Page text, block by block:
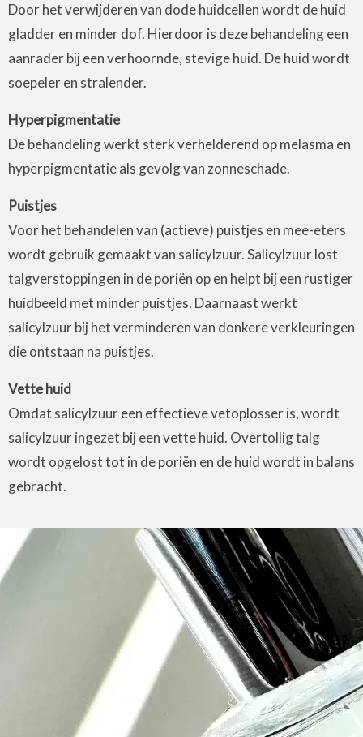
Door het verwijderen van dode huidcellen wordt de huid
gladder en minder dof. Hierdoor is deze behandeling een
aanrader bij een verhoornde, stevige huid. De huid wordt
soepeler en stralender.
Hyperpigmentatie
De behandeling werkt sterk verhelderend op melasma en
hyperpigmentatie als gevolg van zonneschade.
Puistjes
Voor het behandelen van (actieve) puistjes en mee-eters
wordt gebruik gemaakt van salicylzuur. Salicylzuur lost
talgverstoppingen in de poriën op en helpt bij een rustiger
huidbeeld met minder puistjes. Daarnaast werkt
salicylzuur bij het verminderen van donkere verkleuringen
die ontstaan na puistjes.
Vette huid
Omdat salicylzuur een effectieve vetoplosser is, wordt
salicylzuur ingezet bij een vette huid. Overtollig talg
wordt opgelost tot in de poriën en de huid wordt in balans
gebracht.